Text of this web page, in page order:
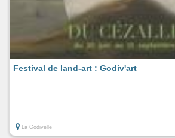
Festival de land-art : Godiv'art
La Godivelle